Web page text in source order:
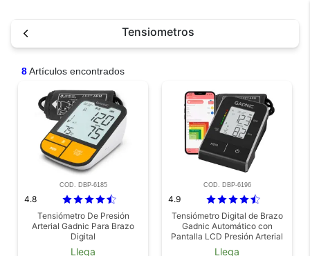
Tensiometros
8Artículos encontrados
COD. DBP-6185
4.8
Tensiómetro De Presión
Arterial Gadnic Para Brazo
Digital
Llega
COD. DBP-6196
4.9
Tensiómetro Digital de Brazo
Gadnic Automático con
Pantalla LCD Presión Arterial
Llega